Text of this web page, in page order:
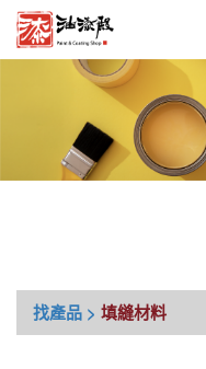
找產品 > 填縫材料